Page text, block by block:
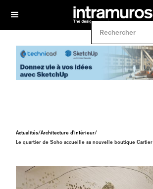
Actualités/Architecture d’intérieur/
Le quartier de Soho accueille sa nouvelle boutique Cartier